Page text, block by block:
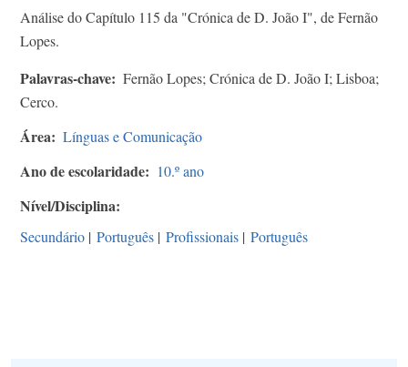
Análise do Capítulo 115 da "Crónica de D. João I", de Fernão
Lopes.
Palavras-chave
Fernão Lopes; Crónica de D. João I; Lisboa;
Cerco.
Área Línguas e Comunicação
Ano de escolaridade 10.º ano
Nível/Disciplina
Secundário | Português | Profissionais | Português